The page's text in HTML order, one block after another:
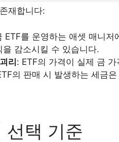
재합니다:
ETF를 운영하는 애셋 매니
을 감소시킬 수 있습니다.
리: ETF의 가격이 실제 금
의 판매 시 발생하는 세금
선택 기준